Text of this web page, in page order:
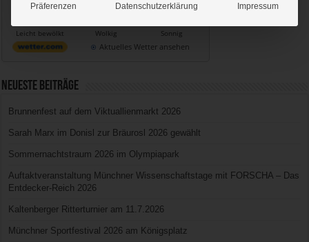
Leicht bewölkt
Wolkig
Sonnig
Aktuelles Wetter ansehen
Neueste Beiträge
Brunnenfest auf dem Viktuallienmarkt 2026
Sarah Marx im Donisl zur Bräurosl 2026 gewählt
Sommernachtstraum 2026 im Olympiapark
Auftaktveranstaltung Münchner Wissenschaftstage mit FORSCHA – Das
Entdecker-Reich 2026
Kaltenberger Ritterturnier am 11.7.2026
Münchner Sportfestival 2026 am Königsplatz
Präferenzen Datenschutzerklärung Impressum